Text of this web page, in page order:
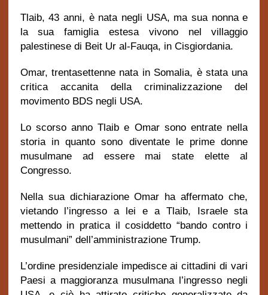
Tlaib, 43 anni, è nata negli USA, ma sua nonna e
la sua famiglia estesa vivono nel villaggio
palestinese di Beit Ur al-Fauqa, in Cisgiordania.
Omar, trentasettenne nata in Somalia, è stata una
critica accanita della criminalizzazione del
movimento BDS negli USA.
Lo scorso anno Tlaib e Omar sono entrate nella
storia in quanto sono diventate le prime donne
musulmane ad essere mai state elette al
Congresso.
Nella sua dichiarazione Omar ha affermato che,
vietando l’ingresso a lei e a Tlaib, Israele sta
mettendo in pratica il cosiddetto “bando contro i
musulmani” dell’amministrazione Trump.
L’ordine presidenziale impedisce ai cittadini di vari
Paesi a maggioranza musulmana l’ingresso negli